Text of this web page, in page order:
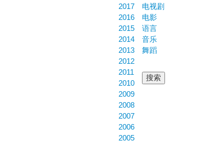
2017
2016
2015
2014
2013
2012
2011
2010
2009
2008
2007
2006
2005
电视剧
电影
语言
音乐
舞蹈